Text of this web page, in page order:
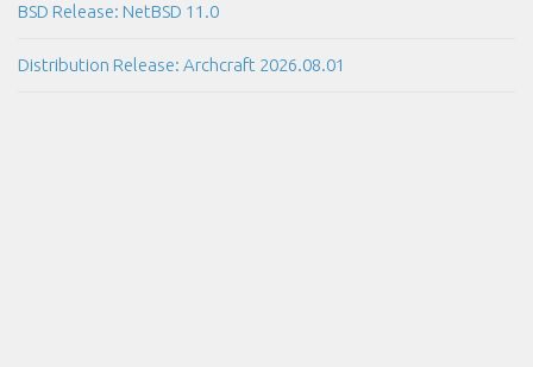
BSD Release: NetBSD 11.0
Distribution Release: Archcraft 2026.08.01